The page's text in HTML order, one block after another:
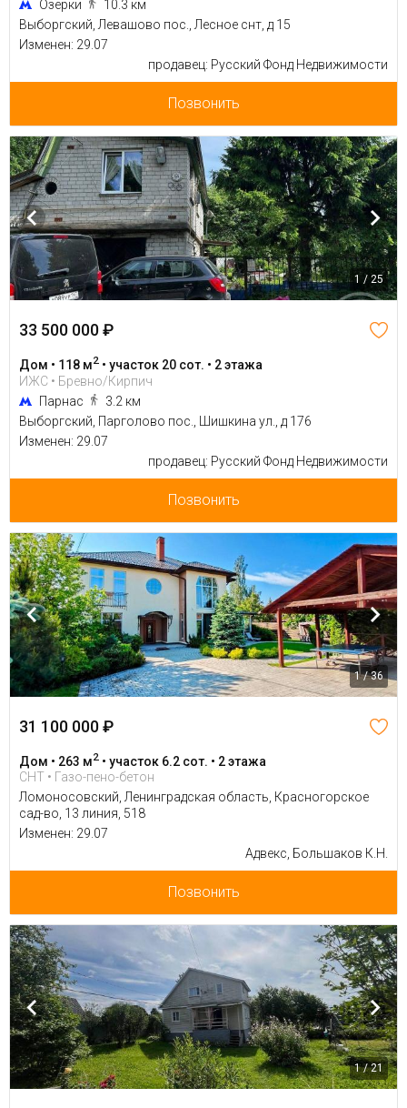
Озерки
10.3 км
Выборгский, Левашово пос., Лесное снт, д 15
Изменен: 29.07
продавец: Русский Фонд Недвижимости
Позвонить
1 / 25
33 500 000 ₽
Дом • 118 м2 • участок 20 сот. • 2 этажа
ИЖС • Бревно/Кирпич
Парнас
3.2 км
Выборгский, Парголово пос., Шишкина ул., д 176
Изменен: 29.07
продавец: Русский Фонд Недвижимости
Позвонить
1 / 36
31 100 000 ₽
Дом • 263 м2 • участок 6.2 сот. • 2 этажа
СНТ • Газо-пено-бетон
Ломоносовский, Ленинградская область, Красногорское
сад-во, 13 линия, 518
Изменен: 29.07
Адвекс, Большаков К.Н.
Позвонить
1 / 21